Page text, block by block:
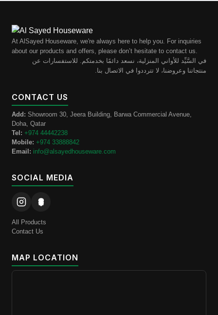
At AlSayed Houseware, we're always here to help you. For inquiries
about our products and offers, please don’t hesitate to contact us.
في السَّيِّد للأواني المنزلية، نسعد دائمًا بخدمتكم. للاستفسارات عن
منتجاتنا وعروضنا، لا تترددوا في الاتصال بنا.
CONTACT US
Add: Showroom 30, Jeera Building, Barwa Commercial Avenue,
Doha, Qatar
Tel: +974 44442238
Mobile: +974 33888842
Email: info@alsayedhouseware.com
SOCIAL MEDIA
All Products
Contact Us
MAP LOCATION